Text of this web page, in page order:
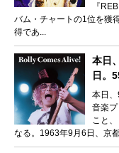
『
バム・チャートの1位を獲
得であ...
本日
日。
本日、
音楽
こと
なる。1963年9月6日、京都